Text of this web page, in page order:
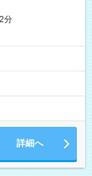
分
詳細へ